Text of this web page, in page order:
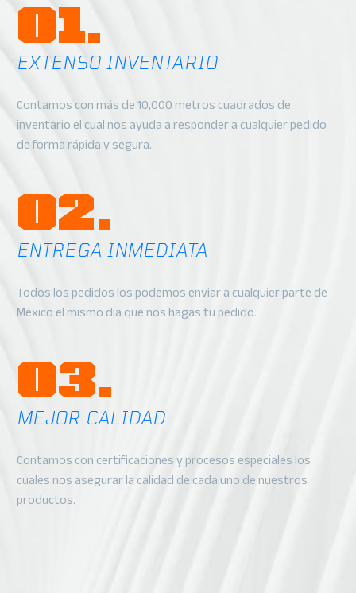
01.
EXTENSO INVENTARIO
Contamos con más de 10,000 metros cuadrados de
inventario el cual nos ayuda a responder a cualquier pedido
de forma rápida y segura.
02.
ENTREGA INMEDIATA
Todos los pedidos los podemos enviar a cualquier parte de
México el mismo día que nos hagas tu pedido.
03.
MEJOR CALIDAD
Contamos con certificaciones y procesos especiales los
cuales nos asegurar la calidad de cada uno de nuestros
productos.